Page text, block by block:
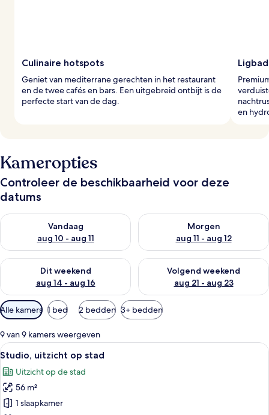
Culinaire hotspots
Geniet van mediterrane gerechten in het restaurant
en de twee cafés en bars. Een uitgebreid ontbijt is de
perfecte start van de dag.
en
Kameropties
Controleer de beschikbaarheid voor deze
datums
Vandaag
aug 10 - aug 11
De beschikbaarheid controleren voor vanavond aug 10 - aug
Morgen
aug 11 - aug 12
De beschikbaarheid
Dit weekend
aug 14 - aug 16
De beschikbaarheid controleren voor dit weekend aug 14 -
Volgend weekend
aug 21 - aug 23
De beschikbaarheid
Beschikbare
filters
voor
kamers
Alle kamers 1 bed 2 bedden 3+ bedden
9 van 9 kamers weergeven
Alle
foto's
voor
Studio,
uitzicht
Een moderne hotelkamer met een
6
Studio, uitzicht op stad
Uitzicht op de stad
56 m²
1 slaapkamer